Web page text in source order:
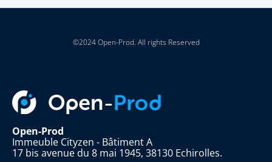
©2024 Open-Prod. All rights Reserved
Open-Prod
Immeuble Cityzen - Bâtiment A
17 bis avenue du 8 mai 1945, 38130 Echirolles.